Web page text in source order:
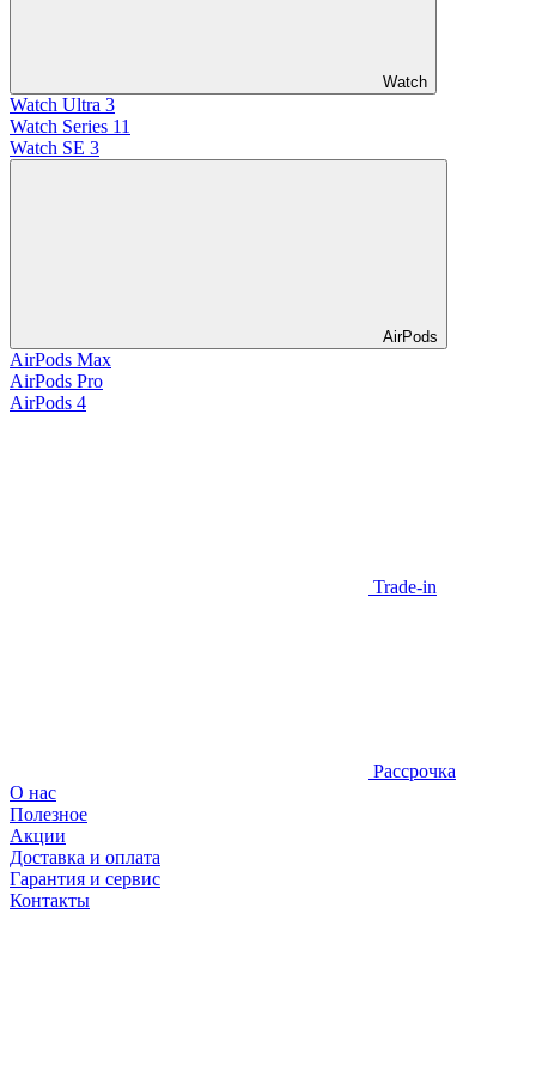
Watch
Watch Ultra 3
Watch Series 11
Watch SE 3
AirPods
AirPods Max
AirPods Pro
AirPods 4
Trade-in
Рассрочка
О нас
Полезное
Акции
Доставка и оплата
Гарантия и сервис
Контакты